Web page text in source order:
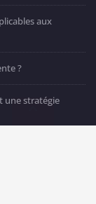
aux
?
une stratégie